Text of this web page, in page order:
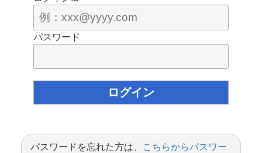
パスワード
パスワードを忘れた方は、
こちらからパスワー